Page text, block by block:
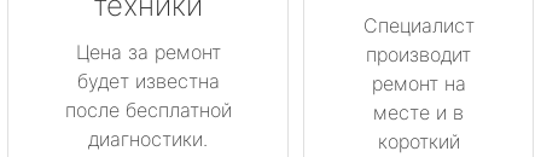
Цена за ремонт
будет известна
после бесплатной
диагностики.
Специалист
производит
ремонт на
месте и в
короткий